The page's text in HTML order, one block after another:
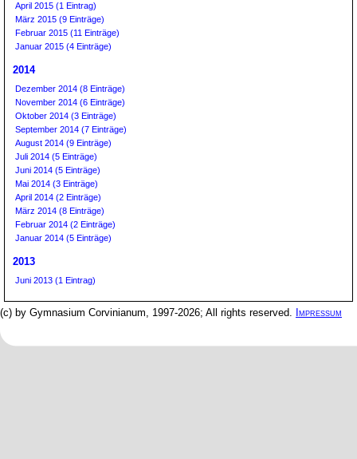
April 2015 (1 Eintrag)
März 2015 (9 Einträge)
Februar 2015 (11 Einträge)
Januar 2015 (4 Einträge)
2014
Dezember 2014 (8 Einträge)
November 2014 (6 Einträge)
Oktober 2014 (3 Einträge)
September 2014 (7 Einträge)
August 2014 (9 Einträge)
Juli 2014 (5 Einträge)
Juni 2014 (5 Einträge)
Mai 2014 (3 Einträge)
April 2014 (2 Einträge)
März 2014 (8 Einträge)
Februar 2014 (2 Einträge)
Januar 2014 (5 Einträge)
2013
Juni 2013 (1 Eintrag)
(c) by Gymnasium Corvinianum, 1997-2026; All rights reserved. Impressum